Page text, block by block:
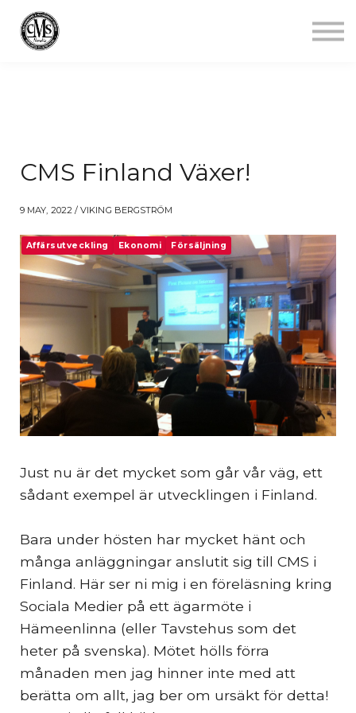
CMS Finland Växer!
9 MAY, 2022 / VIKING BERGSTRÖM
Affärsutveckling Ekonomi Försäljning
Just nu är det mycket som går vår väg, ett
sådant exempel är utvecklingen i Finland.
Bara under hösten har mycket hänt och
många anläggningar anslutit sig till CMS i
Finland. Här ser ni mig i en föreläsning kring
Sociala Medier på ett ägarmöte i
Hämeenlinna (eller Tavstehus som det
heter på svenska). Mötet hölls förra
månaden men jag hinner inte med att
berätta om allt, jag ber om ursäkt för detta!